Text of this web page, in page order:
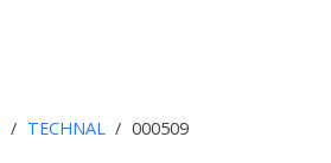
/ TECHNAL / 000509